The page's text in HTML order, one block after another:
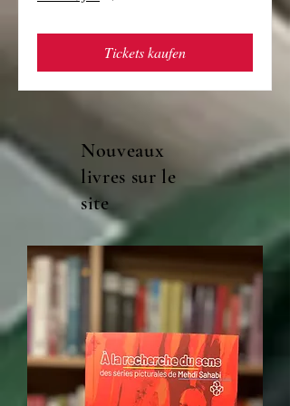
Tickets kaufen
Nouveaux
livres sur le
site